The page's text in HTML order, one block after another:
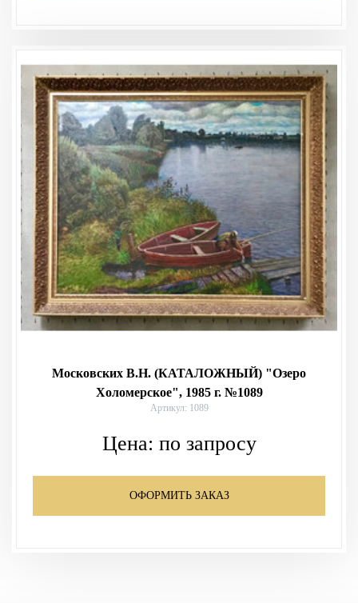
Московских В.Н. (КАТАЛОЖНЫЙ) "Озеро
Холомерское", 1985 г. №1089
Артикул: 1089
Цена: по запросу
ОФОРМИТЬ ЗАКАЗ